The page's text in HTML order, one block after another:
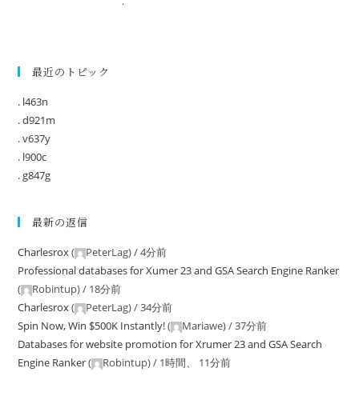
最近のトピック
. l463n
. d921m
. v637y
. l900c
. g847g
最新の返信
Charlesrox( PeterLag) /4分前
Professional databases for Xumer 23 and GSA Search Engine Ranker
(
Robintup) / 18分前
Charlesrox( PeterLag) /34分前
Spin Now, Win $500K Instantly!( Mariawe) /37分前
Databases for website promotion for Xrumer 23 and GSA Search
Engine Ranker( Robintup) / 1時間、 11分前